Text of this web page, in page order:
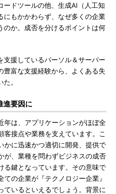
ードツールの他、生成AI（人工知
にもかかわらず、なぜ多くの企業
のか。成否を分けるポイントは何
援しているパーソル＆サーバー
豊富な支援経験から、よくある失
。
進要因に
年は、アプリケーションがほぼ全
客接点や業務を支えています。こ
かに迅速かつ適切に開発、提供で
が、業種を問わずビジネスの成否
る鍵となっています。その意味で
ての企業が『テクノロジー企業』
ているといえるでしょう。背景に